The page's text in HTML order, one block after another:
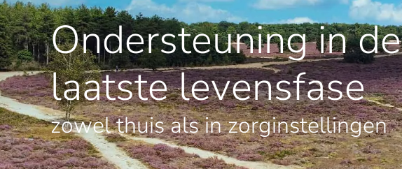
Ondersteuning in de
laatste levensfase
zowel thuis als in zorginstellingen